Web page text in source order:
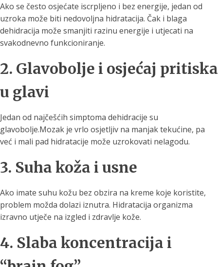
Ako se često osjećate iscrpljeno i bez energije, jedan od
uzroka može biti nedovoljna hidratacija. Čak i blaga
dehidracija može smanjiti razinu energije i utjecati na
svakodnevno funkcioniranje.
2. Glavobolje i osjećaj pritiska
u glavi
Jedan od najčešćih simptoma dehidracije su
glavobolje.Mozak je vrlo osjetljiv na manjak tekućine, pa
već i mali pad hidratacije može uzrokovati nelagodu.
3. Suha koža i usne
Ako imate suhu kožu bez obzira na kreme koje koristite,
problem možda dolazi iznutra. Hidratacija organizma
izravno utječe na izgled i zdravlje kože.
4. Slaba koncentracija i